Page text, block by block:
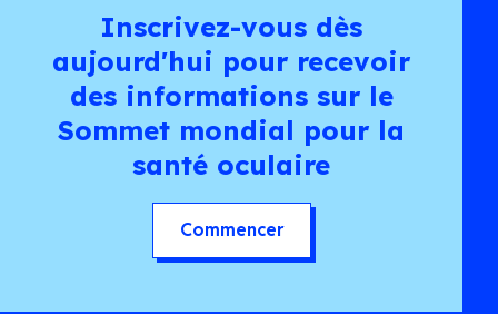
Inscrivez-vous dès
aujourd'hui pour recevoir
des informations sur le
Sommet mondial pour la
santé oculaire
Commencer